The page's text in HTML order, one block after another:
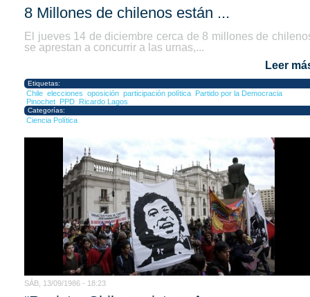
8 Millones de chilenos están ...
El jueves 14 de diciembre cerca de 8 millones de
se aprestan a concurrir a las urnas,...
Leer
Etiquetas:
Chile elecciones oposición participación política
Partido por la Democracia
Pinochet
PPD Ricardo Lagos
Categorías:
Ciencia Política
SÁB, 13/09/1986 - 18:23